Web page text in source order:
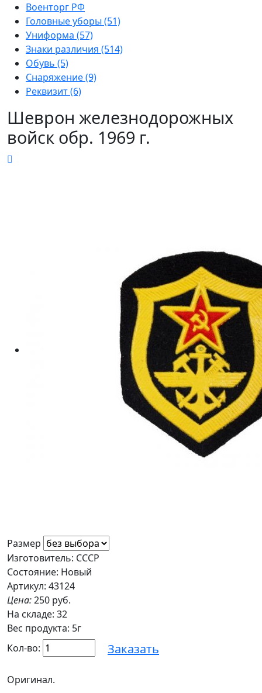
Военторг РФ
Головные уборы (51)
Униформа (57)
Знаки различия (514)
Обувь (5)
Снаряжение (9)
Реквизит (6)
Шеврон железнодорожных
войск обр. 1969 г.
Размер
Изготовитель: СССР
Состояние: Новый
Артикул: 43124
Цена:250 руб.
На складе: 32
Вес продукта: 5г
Кол-во:
Заказать
Оригинал.